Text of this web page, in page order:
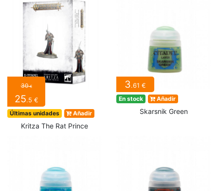
30€
25.5 €
Últimas unidades Añadir
Kritza The Rat Prince
3.61 €
En stock Añadir
Skarsnik Green